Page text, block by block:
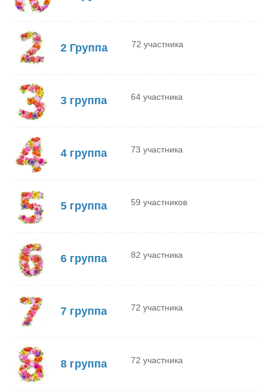
2 Группа 72 участника
3 группа 64 участника
4 группа 73 участника
5 группа 59 участников
6 группа 82 участника
7 группа 72 участника
8 группа 72 участника